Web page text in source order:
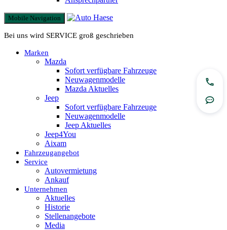
Mobile Navigation
Bei uns wird SERVICE groß geschrieben
Marken
Mazda
Sofort verfügbare Fahrzeuge
Neuwagenmodelle
Mazda Aktuelles
Jeep
Sofort verfügbare Fahrzeuge
Neuwagenmodelle
Jeep Aktuelles
Jeep4You
Aixam
Fahrzeugangebot
Service
Autovermietung
Ankauf
Unternehmen
Aktuelles
Historie
Stellenangebote
Media
Jetzt